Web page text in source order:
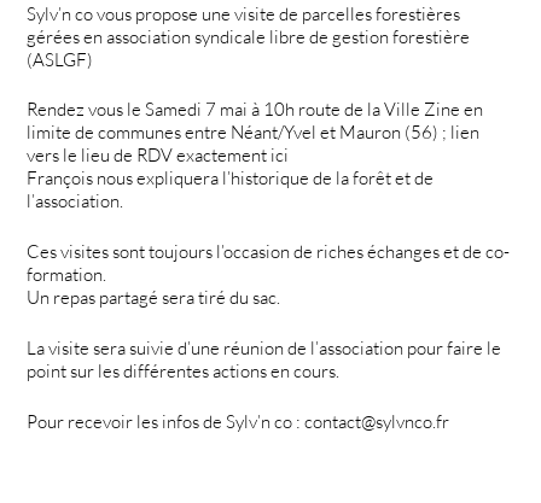
Sylv’n co vous propose une visite de parcelles forestières
gérées en association syndicale libre de gestion forestière
(ASLGF)
Rendez vous le Samedi 7 mai à 10h route de la Ville Zine en
limite de communes entre Néant/Yvel et Mauron (56) ; lien
vers le lieu de RDV exactement ici
François nous expliquera l’historique de la forêt et de
l’association.
Ces visites sont toujours l’occasion de riches échanges et de co-
formation.
Un repas partagé sera tiré du sac.
La visite sera suivie d’une réunion de l’association pour faire le
point sur les différentes actions en cours.
Pour recevoir les infos de Sylv’n co : contact@sylvnco.fr